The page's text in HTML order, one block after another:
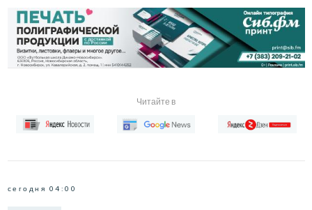
Читайте в
сегодня 04:00